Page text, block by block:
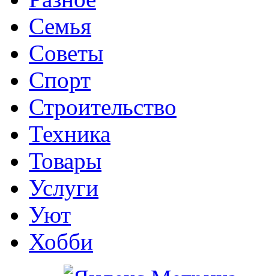
Семья
Советы
Спорт
Строительство
Техника
Товары
Услуги
Уют
Хобби